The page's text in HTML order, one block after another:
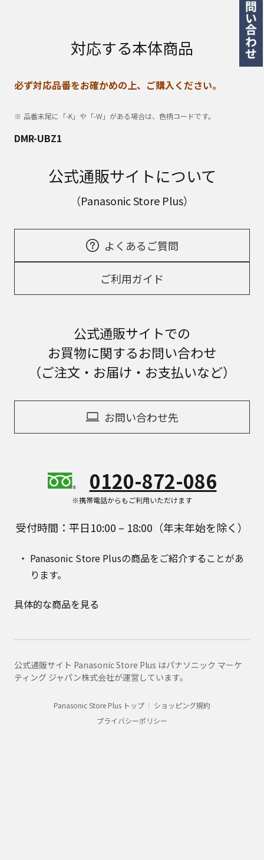
対応する本体商品
必ず対応品番をお確かめの上、ご購入ください。
品番末尾に「-K」や「-W」がある場合は、色柄コードです。
DMR-UBZ1
公式通販サイトについて
（Panasonic Store Plus）
よくあるご質問
ご利用ガイド
公式通販サイトでの
お買物に関するお問い合わせ
（ご注文・お届け・お支払いなど）
お問い合わせ先
0120-872-086
※携帯電話からもご利用いただけます
受付時間：平日10:00 – 18:00（年末年始を除く）
Panasonic Store Plusの商品をご紹介することがあ
ります。
具体的な商品を見る
公式通販サイト Panasonic Store Plus はパナソニック マーケ
ティング ジャパン株式会社が運営しています。
Panasonic Store Plus トップ
ショッピング規約
プライバシーポリシー